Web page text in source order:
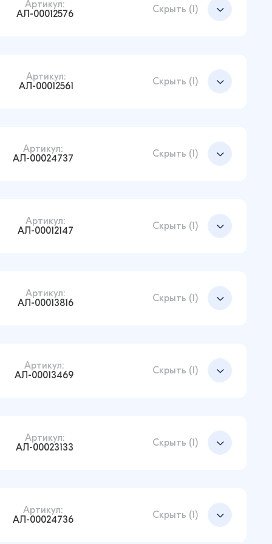
Артикул:
АЛ-00012576
Скрыть (1)
Добавить в корзину
Артикул:
АЛ-00012561
Скрыть (1)
Добавить в корзину
Артикул:
АЛ-00024737
Скрыть (1)
Добавить в корзину
Артикул:
АЛ-00012147
Скрыть (1)
Добавить в корзину
Артикул:
АЛ-00013816
Скрыть (1)
Добавить в корзину
Артикул:
АЛ-00013469
Скрыть (1)
Добавить в корзину
Артикул:
АЛ-00023133
Скрыть (1)
Добавить в корзину
Артикул:
АЛ-00024736
Скрыть (1)